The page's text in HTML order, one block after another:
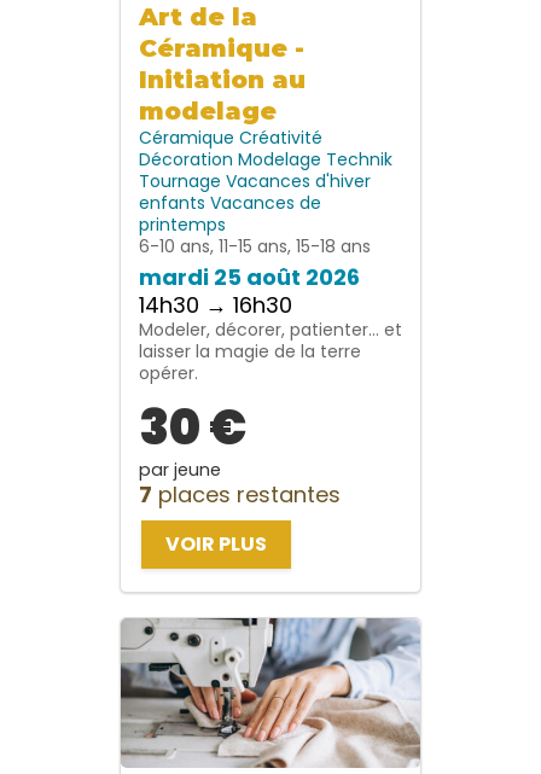
Art de la
Céramique -
Initiation au
modelage
Céramique Créativité
Décoration Modelage Technik
Tournage Vacances d'hiver
enfants Vacances de
printemps
6-10 ans, 11-15 ans, 15-18 ans
mardi 25 août 2026
14h30 → 16h30
Modeler, décorer, patienter… et
laisser la magie de la terre
opérer.
30 €
par jeune
7 places restantes
VOIR PLUS